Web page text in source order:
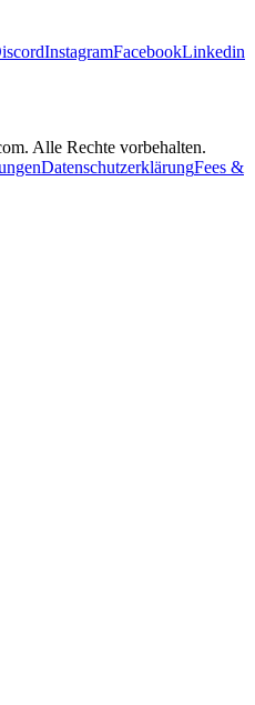
InstagramFacebookLinkedin
Alle Rechte vorbehalten.
DatenschutzerklärungFees &